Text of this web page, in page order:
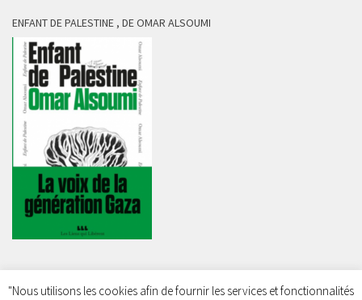
ENFANT DE PALESTINE , DE OMAR ALSOUMI
"Nous utilisons les cookies afin de fournir les services et fonctionnalités